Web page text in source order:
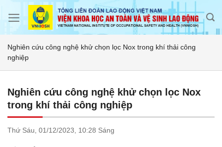
Nghiên cứu công nghệ khử chọn lọc Nox trong khí thải công
nghiệp
Nghiên cứu công nghệ khử chọn lọc Nox
trong khí thải công nghiệp
Thứ Sáu, 01/12/2023, 10:28 Sáng